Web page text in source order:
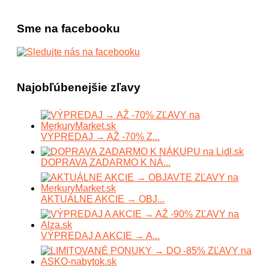
Sme na facebooku
Najobľúbenejšie zľavy
VÝPREDAJ → AŽ -70% Z...
DOPRAVA ZADARMO K NÁ...
AKTUÁLNE AKCIE → OBJ...
VÝPREDAJ A AKCIE → A...